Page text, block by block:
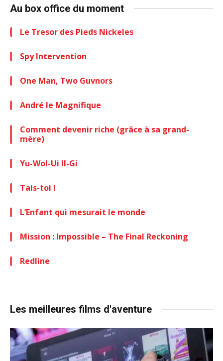
Au box office du moment
Le Tresor des Pieds Nickeles
Spy Intervention
One Man, Two Guvnors
André le Magnifique
Comment devenir riche (grâce à sa grand-
mère)
Yu-Wol-Ui Il-Gi
Tais-toi !
L’Enfant qui mesurait le monde
Mission : Impossible – The Final Reckoning
Redline
Les meilleures films d'aventure